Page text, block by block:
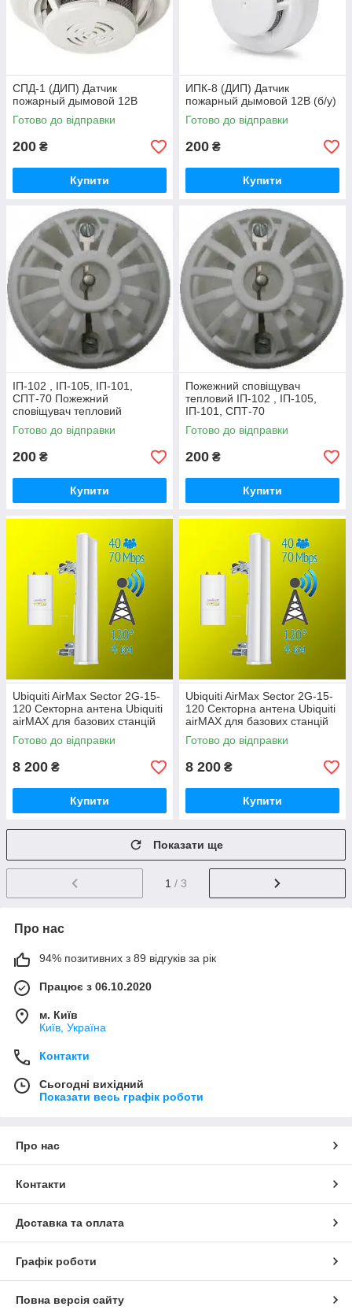
CПД-1 (ДИП) Датчик
пожарный дымовой 12В
Готово до відправки
200 ₴
Купити
ИПК-8 (ДИП) Датчик
пожарный дымовой 12В (б/у)
Готово до відправки
200 ₴
Купити
ІП-102 , ІП-105, ІП-101,
СПТ-70 Пожежний
сповіщувач тепловий
Готово до відправки
200 ₴
Купити
Пожежний сповіщувач
тепловий ІП-102 , ІП-105,
ІП-101, СПТ-70
Готово до відправки
200 ₴
Купити
Ubiquiti AirMax Sector 2G-15-
120 Секторна антена Ubiquiti
airMAX для базових станцій
Готово до відправки
8 200 ₴
Купити
Ubiquiti AirMax Sector 2G-15-
120 Секторна антена Ubiquiti
airMAX для базових станцій
Готово до відправки
8 200 ₴
Купити
Показати ще
1 / 3
Про нас
94% позитивних з 89 відгуків за рік
Працює з 06.10.2020
м. Київ
Київ, Україна
Контакти
Сьогодні вихідний
Показати весь графік роботи
Про нас
Контакти
Доставка та оплата
Графік роботи
Повна версія сайту